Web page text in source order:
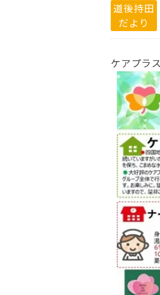
道後持田
だより
ケアプラ